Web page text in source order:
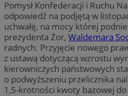
Pomysł Konfederacji i Ruchu
odpowiedź na podjętą w
uchwałę, na mocy której
prezydenta Żor, Waldemara
radnych. Przyjęcie nowego
z ustawą dotyczącą wzrostu
kierowniczych państwowych
o podwyższeniu przelicznika
1,5-krotności kwoty bazowej